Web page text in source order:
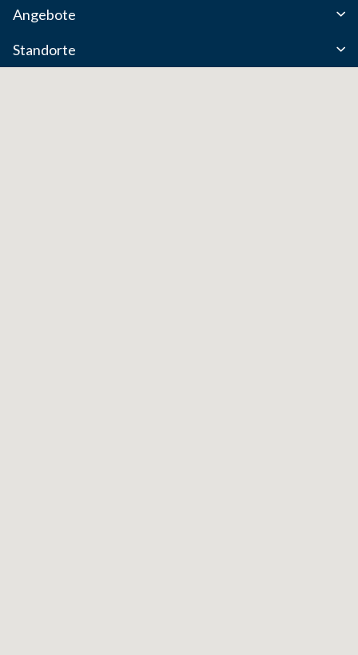
Angebote
Standorte